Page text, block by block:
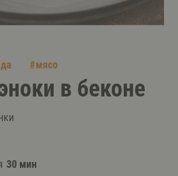
#мясо
в беконe
30 мин